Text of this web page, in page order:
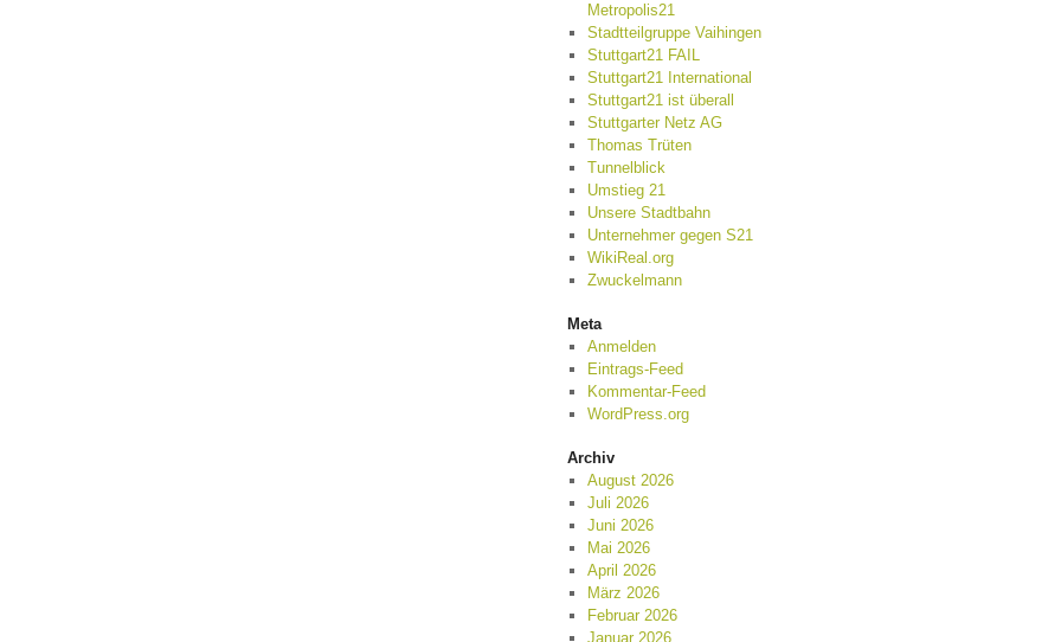
Metropolis21
Stadtteilgruppe Vaihingen
Stuttgart21 FAIL
Stuttgart21 International
Stuttgart21 ist überall
Stuttgarter Netz AG
Thomas Trüten
Tunnelblick
Umstieg 21
Unsere Stadtbahn
Unternehmer gegen S21
WikiReal.org
Zwuckelmann
Meta
Anmelden
Eintrags-Feed
Kommentar-Feed
WordPress.org
Archiv
August 2026
Juli 2026
Juni 2026
Mai 2026
April 2026
März 2026
Februar 2026
Januar 2026